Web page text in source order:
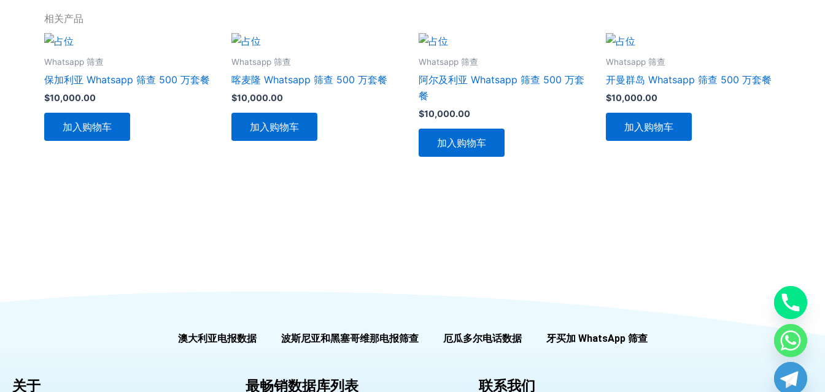
相关产品
Whatsapp 筛查
保加利亚 Whatsapp 筛查 500 万套餐
$10,000.00
加入购物车
Whatsapp 筛查
喀麦隆 Whatsapp 筛查 500 万套餐
$10,000.00
加入购物车
Whatsapp 筛查
阿尔及利亚 Whatsapp 筛查 500 万套
餐
$10,000.00
加入购物车
Whatsapp 筛查
开曼群岛 Whatsapp 筛查 500 万套餐
$10,000.00
加入购物车
澳大利亚电报数据 波斯尼亚和黑塞哥维那电报筛查 厄瓜多尔电话数据 牙买加 WhatsApp 筛查
关于 最畅销数据库列表 联系我们